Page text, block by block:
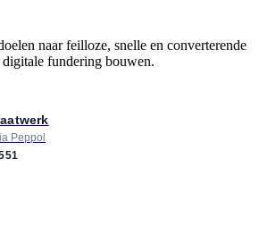
naar feilloze, snelle en converterende
fundering bouwen.
Peppol